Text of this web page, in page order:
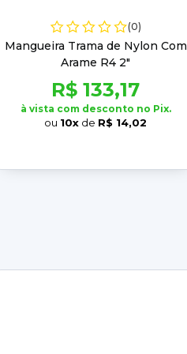
(0)
Mangueira Trama de Nylon Com
Arame R4 2"
R$ 133,17
à vista com desconto no Pix.
ou 10x de R$ 14,02